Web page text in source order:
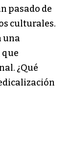
pasado de
culturales.
una
¿Qué